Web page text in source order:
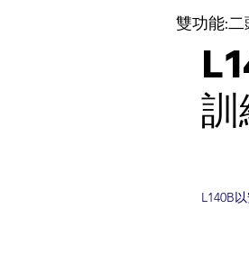
雙功能:
訓
L140B